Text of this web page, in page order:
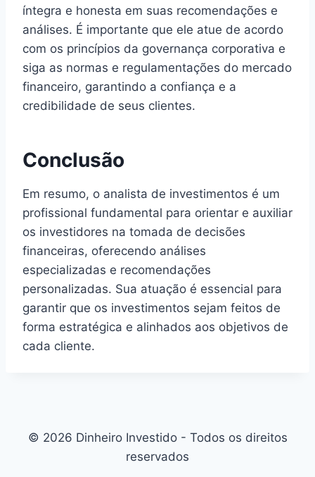
íntegra e honesta em suas recomendações e
análises. É importante que ele atue de acordo
com os princípios da governança corporativa e
siga as normas e regulamentações do mercado
financeiro, garantindo a confiança e a
credibilidade de seus clientes.
Conclusão
Em resumo, o analista de investimentos é um
profissional fundamental para orientar e auxiliar
os investidores na tomada de decisões
financeiras, oferecendo análises
especializadas e recomendações
personalizadas. Sua atuação é essencial para
garantir que os investimentos sejam feitos de
forma estratégica e alinhados aos objetivos de
cada cliente.
© 2026 Dinheiro Investido - Todos os direitos
reservados